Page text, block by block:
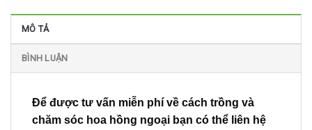
MÔ TẢ
BÌNH LUẬN
Để được tư vấn miễn phí về cách trồng và
chăm sóc hoa hồng ngoại bạn có thể liên hệ